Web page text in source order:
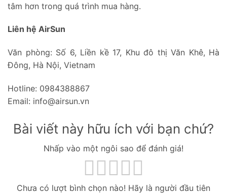
tâm hơn trong quá trình mua hàng.
Liên hệ AirSun
Văn phòng: Số 6, Liền kề 17, Khu đô thị Văn Khê, Hà
Đông, Hà Nội, Vietnam
Hotline: 0984388867
Email: info@airsun.vn
Bài viết này hữu ích với bạn chứ?
Nhấp vào một ngôi sao để đánh giá!
Chưa có lượt bình chọn nào! Hãy là người đầu tiên